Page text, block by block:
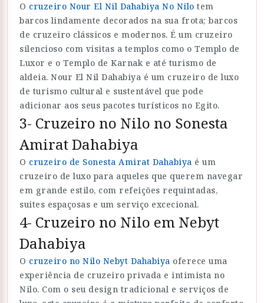
O cruzeiro Nour El Nil Dahabiya No Nilo tem
barcos lindamente decorados na sua frota; barcos
de cruzeiro clássicos e modernos. É um cruzeiro
silencioso com visitas a templos como o Templo de
Luxor e o Templo de Karnak e até turismo de
aldeia. Nour El Nil Dahabiya é um cruzeiro de luxo
de turismo cultural e sustentável que pode
adicionar aos seus pacotes turísticos no Egito.
3- Cruzeiro no Nilo no Sonesta
Amirat Dahabiya
O cruzeiro de Sonesta Amirat Dahabiya é um
cruzeiro de luxo para aqueles que querem navegar
em grande estilo, com refeições requintadas,
suites espaçosas e um serviço excecional.
4- Cruzeiro no Nilo em Nebyt
Dahabiya
O cruzeiro no Nilo Nebyt Dahabiya oferece uma
experiência de cruzeiro privada e intimista no
Nilo. Com o seu design tradicional e serviços de